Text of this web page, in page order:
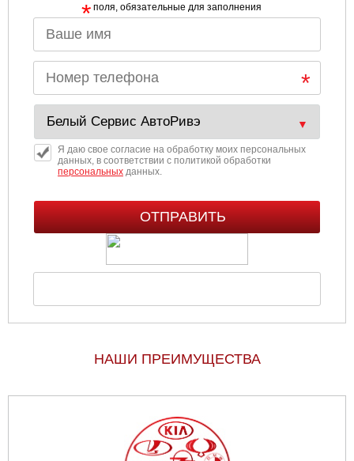
* поля, обязательные для заполнения
Я даю свое согласие на обработку моих персональных
данных, в соответствии с политикой обработки
персональныхданных.
НАШИ ПРЕИМУЩЕСТВА